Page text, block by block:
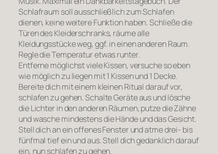
Schlafraum soll ausschließlich zum Schlafen
dienen, keine weitere Funktion haben. Schließe die
Türen des Kleiderschranks, räume alle
Kleidungsstücke weg, ggf. in einen anderen Raum.
Regle die Temperatur etwas runter.
Entferne möglichst viele Kissen, versuche so eben
wie möglich zu liegen mit 1 Kissen und 1 Decke.
Bereite dich mit einem kleinen Ritual darauf vor,
schlafen zu gehen. Schalte Geräte aus und lösche
die Lichter in den anderen Räumen, putze die Zähne
und wasche mindestens die Hände und das Gesicht.
Stell dich an ein offenes Fenster und atme drei- bis
fünfmal tief ein und aus. Stell dich gedanklich darauf
ein, nun schlafen zu gehen.